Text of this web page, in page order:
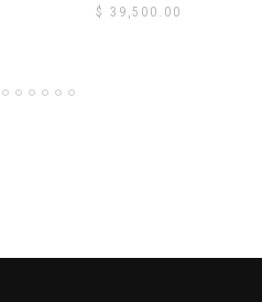
$ 39,500.00